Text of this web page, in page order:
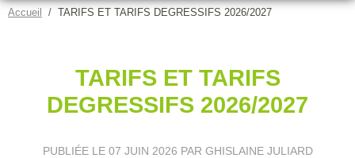
Accueil TARIFS ET TARIFS DEGRESSIFS 2026/2027
TARIFS ET TARIFS
DEGRESSIFS 2026/2027
PUBLIÉE LE 07 JUIN 2026 PAR GHISLAINE JULIARD